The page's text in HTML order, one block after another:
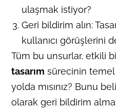
ulaşmak istiyor?
Geri bildirim alın:
kullanıcı görüşlerini
Tüm bu unsurlar, etkili
tasarım sürecinin temel
yolda mısınız? Bunu
olarak geri bildirim